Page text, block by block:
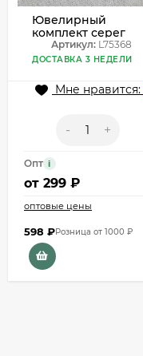
Ювелирный
комплект серег
L75368
Артикул: L75368
ДОСТАВКА 3 НЕДЕЛИ
Мне нравится:
- +
Опт i
от 299 ₽
оптовые цены
598 ₽Розница от 1000 ₽